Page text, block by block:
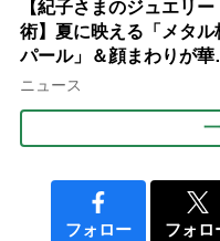
【紀子さまのジュエリー
術】夏に映える「メタル
パール」＆顔まわりが華
ぐ「揺れる一粒」の使い
ニュース
フォロー フォロ